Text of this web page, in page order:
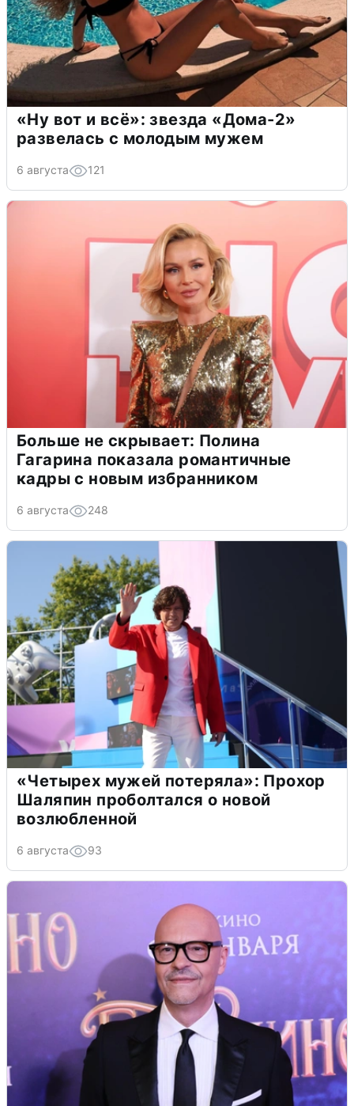
«Ну вот и всё»: звезда «Дома-2»
развелась с молодым мужем
6 августа 121
Больше не скрывает: Полина
Гагарина показала романтичные
кадры с новым избранником
6 августа 248
«Четырех мужей потеряла»: Прохор
Шаляпин проболтался о новой
возлюбленной
6 августа 93